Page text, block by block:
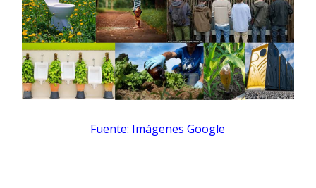
Fuente: Imágenes Google